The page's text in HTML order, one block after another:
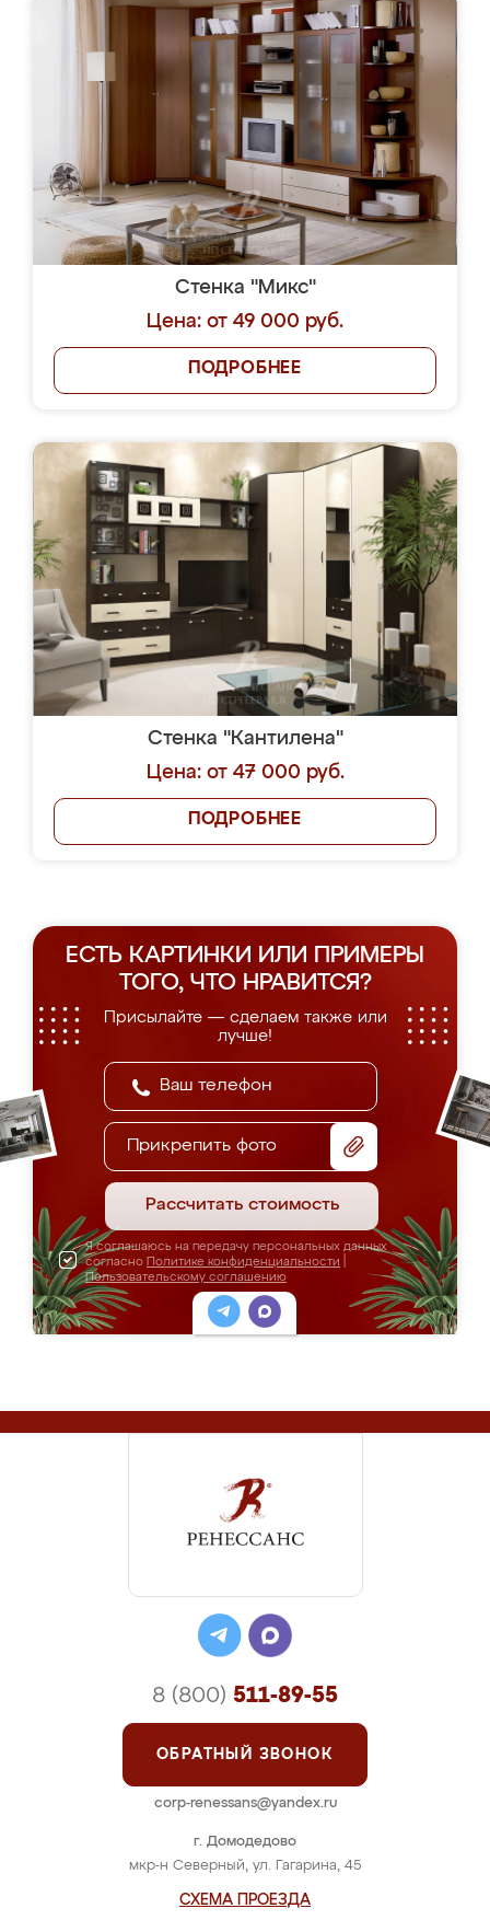
Стенка "Микс"
Цена: от 49 000 руб.
ПОДРОБНЕЕ
Стенка "Кантилена"
Цена: от 47 000 руб.
ПОДРОБНЕЕ
ЕСТЬ КАРТИНКИ ИЛИ ПРИМЕРЫ
ТОГО, ЧТО НРАВИТСЯ?
Присылайте — сделаем также или
лучше!
Прикрепить фото
Рассчитать стоимость
Я соглашаюсь на передачу персональных данных
согласно Политике конфиденциальности
Пользовательскому соглашению
г. Домодедово
мкр-н Северный, ул. Гагарина, 45
СХЕМА ПРОЕЗДА
8 (800) 511-89-55
ОБРАТНЫЙ ЗВОНОК
corp-renessans@yandex.ru